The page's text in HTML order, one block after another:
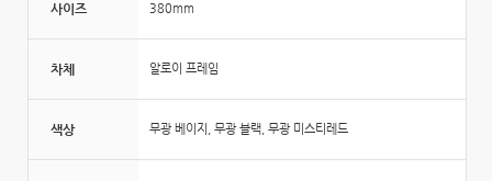
사이즈 380mm
차체 알로이 프레임
색상 무광 베이지, 무광 블랙, 무광 미스티레드